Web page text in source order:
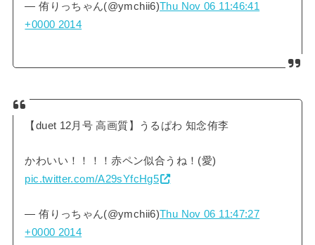
— 侑りっちゃん(@ymchii6)Thu Nov 06 11:46:41
+0000 2014
【duet 12月号 高画質】うるぱわ 知念侑李
かわいい！！！！赤ペン似合うね！(愛)
pic.twitter.com/A29sYfcHg5
— 侑りっちゃん(@ymchii6)Thu Nov 06 11:47:27
+0000 2014